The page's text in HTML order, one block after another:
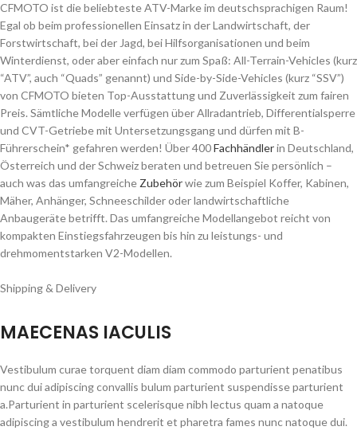
CFMOTO ist die beliebteste ATV-Marke im deutschsprachigen Raum!
Egal ob beim professionellen Einsatz in der Landwirtschaft, der
Forstwirtschaft, bei der Jagd, bei Hilfsorganisationen und beim
Winterdienst, oder aber einfach nur zum Spaß: All-Terrain-Vehicles (kurz
“ATV”, auch “Quads” genannt) und Side-by-Side-Vehicles (kurz “SSV”)
von CFMOTO bieten Top-Ausstattung und Zuverlässigkeit zum fairen
Preis. Sämtliche Modelle verfügen über Allradantrieb, Differentialsperre
und CVT-Getriebe mit Untersetzungsgang und dürfen mit B-
Führerschein* gefahren werden! Über 400Fachhändlerin Deutschland,
Österreich und der Schweiz beraten und betreuen Sie persönlich –
auch was das umfangreiche Zubehörwie zum Beispiel Koffer, Kabinen,
Mäher, Anhänger, Schneeschilder oder landwirtschaftliche
Anbaugeräte betrifft. Das umfangreiche Modellangebot reicht von
kompakten Einstiegsfahrzeugen bis hin zu leistungs- und
drehmomentstarken V2-Modellen.
Shipping & Delivery
MAECENAS IACULIS
Vestibulum curae torquent diam diam commodo parturient penatibus
nunc dui adipiscing convallis bulum parturient suspendisse parturient
a.Parturient in parturient scelerisque nibh lectus quam a natoque
adipiscing a vestibulum hendrerit et pharetra fames nunc natoque dui.